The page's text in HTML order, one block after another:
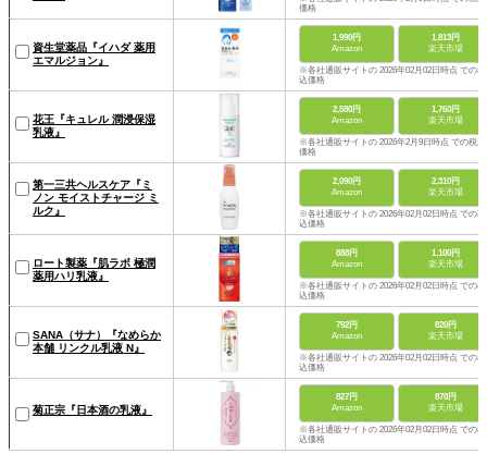
価格
資生堂薬品『イハダ 薬用
エマルジョン』
1,990円
Amazon
1,813円
楽天市場
※各社通販サイトの 2026年02月02日時点 での税
込価格
花王『キュレル 潤浸保湿
乳液』
2,580円
Amazon
1,760円
楽天市場
※各社通販サイトの 2026年2月9日時点 での税込
価格
第一三共ヘルスケア『ミ
ノン モイストチャージ ミ
ルク』
2,090円
Amazon
2,310円
楽天市場
※各社通販サイトの 2026年02月02日時点 での税
込価格
ロート製薬『肌ラボ 極潤
薬用ハリ乳液』
888円
Amazon
1,100円
楽天市場
※各社通販サイトの 2026年02月02日時点 での税
込価格
SANA（サナ）『なめらか
本舗 リンクル乳液 N』
792円
Amazon
820円
楽天市場
※各社通販サイトの 2026年02月02日時点 での税
込価格
菊正宗『日本酒の乳液』
827円
Amazon
870円
楽天市場
※各社通販サイトの 2026年02月02日時点 での税
込価格